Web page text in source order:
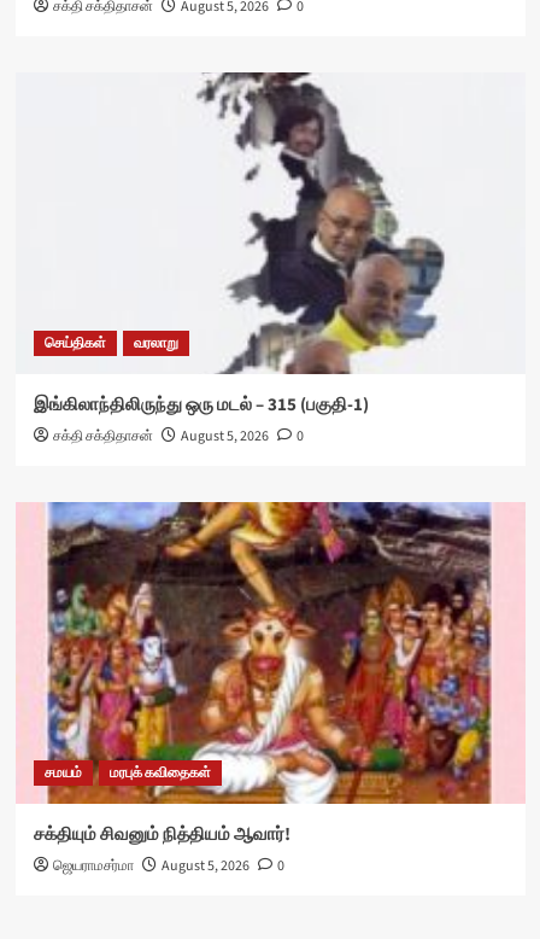
சக்தி சக்திதாசன் August 5, 2026 0
செய்திகள் வரலாறு
இங்கிலாந்திலிருந்து ஒரு மடல் – 315 (பகுதி-1)
சக்தி சக்திதாசன் August 5, 2026 0
சமயம் மரபுக் கவிதைகள்
சக்தியும் சிவனும் நித்தியம் ஆவார்!
ஜெயராமசர்மா August 5, 2026 0